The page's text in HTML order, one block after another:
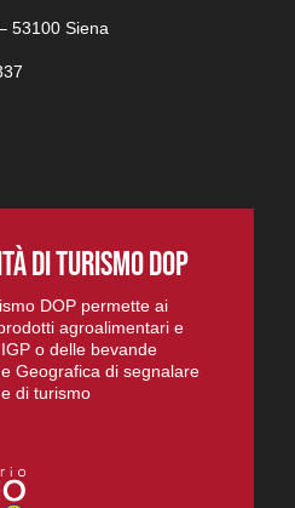
53100 Siena
DI TURISMO DOP
DOP permette ai
agroalimentari e
o delle bevande
Geografica di segnalare
di turismo